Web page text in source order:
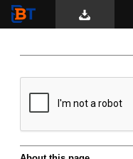
BTemplates